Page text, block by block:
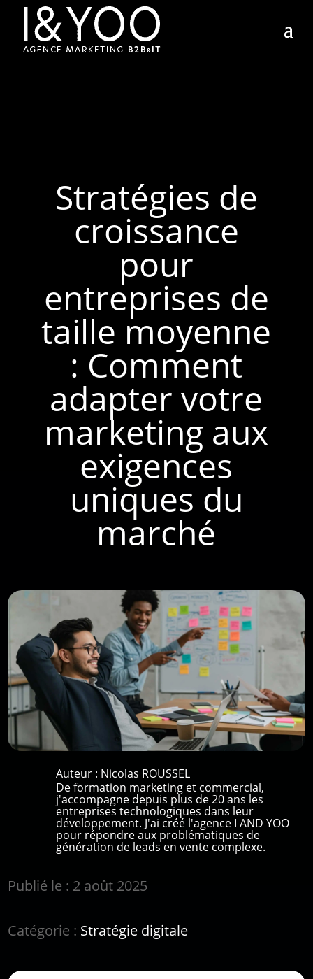
Stratégies de
croissance
pour
entreprises de
taille moyenne
: Comment
adapter votre
marketing aux
exigences
uniques du
marché
Auteur : Nicolas ROUSSEL
De formation marketing et commercial,
j'accompagne depuis plus de 20 ans les
entreprises technologiques dans leur
développement. J'ai créé l'agence I AND YOO
pour répondre aux problématiques de
génération de leads en vente complexe.
Publié le : 2 août 2025
Catégorie : Stratégie digitale